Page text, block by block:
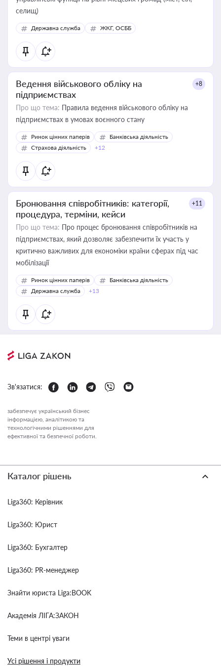
селищ)
Державна служба ЖКГ, ОСББ
Ведення військового обліку на
підприємствах
+8
Про що тема: Правила ведення військового обліку на
підприємствах в умовах воєнного стану
Ринок цінних паперів
Банківська діяльність
Страхова діяльність
+12
Бронювання співробітників: категорії,
процедура, терміни, кейси
+11
Про що тема: Про процес бронювання співробітників на
підприємствах, який дозволяє забезпечити їх участь у
критично важливих для економіки країни сферах під час
мобілізації
Ринок цінних паперів
Банківська діяльність
Державна служба
+13
Зв'язатися:
забезпечує український бізнес
інформацією, аналітикою та
технологічними рішеннями для
ефективної та безпечної роботи.
Каталог рішень
Liga360: Керівник
Liga360: Юрист
Liga360: Бухгалтер
Liga360: PR-менеджер
Знайти юриста Liga:BOOK
Академія ЛІГА:ЗАКОН
Теми в центрі уваги
Усі рішення і продукти